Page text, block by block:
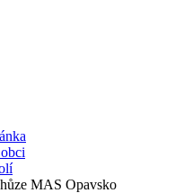
MAS Opavsko